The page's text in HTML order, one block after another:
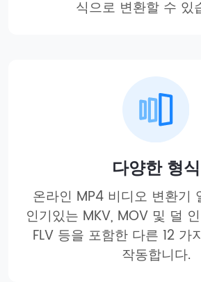
식으로 변환할 수 있
다양한 형식
온라인 MP4 비디오 변환기
인기있는 MKV, MOV 및 덜
FLV 등을 포함한 다른 12 가
작동합니다.